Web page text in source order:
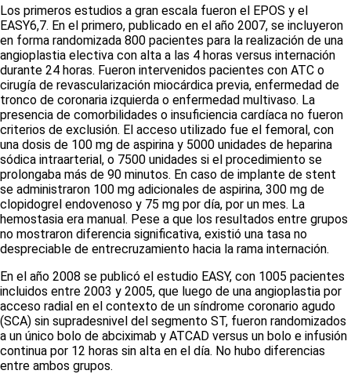
Los primeros estudios a gran escala fueron el EPOS y el
EASY6,7. En el primero, publicado en el año 2007, se incluyeron
en forma randomizada 800 pacientes para la realización de una
angioplastia electiva con alta a las 4 horas versus internación
durante 24 horas. Fueron intervenidos pacientes con ATC o
cirugía de revascularización miocárdica previa, enfermedad de
tronco de coronaria izquierda o enfermedad multivaso. La
presencia de comorbilidades o insuficiencia cardíaca no fueron
criterios de exclusión. El acceso utilizado fue el femoral, con
una dosis de 100 mg de aspirina y 5000 unidades de heparina
sódica intraarterial, o 7500 unidades si el procedimiento se
prolongaba más de 90 minutos. En caso de implante de stent
se administraron 100 mg adicionales de aspirina, 300 mg de
clopidogrel endovenoso y 75 mg por día, por un mes. La
hemostasia era manual. Pese a que los resultados entre grupos
no mostraron diferencia significativa, existió una tasa no
despreciable de entrecruzamiento hacia la rama internación.
En el año 2008 se publicó el estudio EASY, con 1005 pacientes
incluidos entre 2003 y 2005, que luego de una angioplastia por
acceso radial en el contexto de un síndrome coronario agudo
(SCA) sin supradesnivel del segmento ST, fueron randomizados
a un único bolo de abciximab y ATCAD versus un bolo e infusión
continua por 12 horas sin alta en el día. No hubo diferencias
entre ambos grupos.